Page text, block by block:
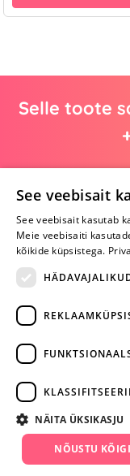
Selle toote
Kirjuta
+372
See veebisait
See veebisait kasutab
Meie veebisaiti
kõikide küpsistega.
NÄITA ÜKSIKASJU
NÕUSTU